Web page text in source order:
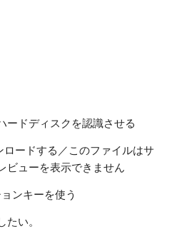
ードディスクを認識させる
ードする／このファイルはサ
ビューを表示できません
ンキーを使う
い。